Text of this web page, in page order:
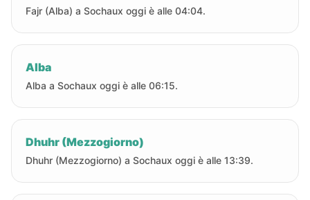
Fajr (Alba) a Sochaux oggi è alle 04:04.
Alba
Alba a Sochaux oggi è alle 06:15.
Dhuhr (Mezzogiorno)
Dhuhr (Mezzogiorno) a Sochaux oggi è alle 13:39.